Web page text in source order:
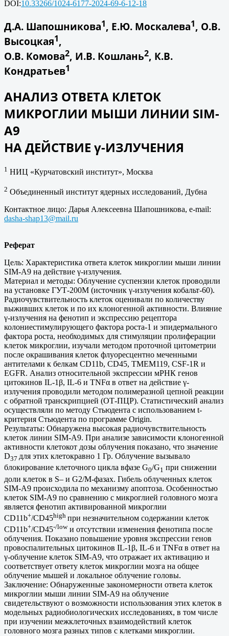
DOI:10.33266/1024-6177-2024-69-6-12-18
Д.А. Шапошникова1, Е.Ю. Москалева1, О.В.
Высоцкая1,
О.В. Комова2, И.В. Кошлань2, К.В.
Кондратьев1
АНАЛИЗ ОТВЕТА КЛЕТОК
МИКРОГЛИИ МЫШИ ЛИНИИ SIM-
A9
НА ДЕЙСТВИЕ γ-ИЗЛУЧЕНИЯ
1 НИЦ «Курчатовский институт», Москва
2 Объединенный институт ядерных исследований, Дубна
Контактное лицо: Дарья Алексеевна Шапошникова, e-mail:
dasha-shap13@mail.ru
Реферат
Цель: Характеристика ответа клеток микроглии мыши линии
SIM-A9 на действие γ-излучения.
Материал и методы: Облучение суспензии клеток проводили
на установке ГУТ-200М (источник γ-излучения кобальт-60).
Радиочувствительность клеток оценивали по количеству
выживших клеток и по их клоногенной активности. Влияние
γ-излучения на фенотип и экспрессию рецептора
колониестимулирующего фактора роста-1 и эпидермального
фактора роста, необходимых для стимуляции пролиферации
клеток микроглии, изучали методом проточной цитометрии
после окрашивания клеток флуоресцентно меченными
антителами к белкам CD11b, CD45, TMEM119, CSF-1R и
EGFR. Анализ относительной экспрессии мРНК генов
цитокинов IL-1β, IL-6 и TNFα в ответ на действие γ-
излучения проводили методом полимеразной цепной реакции
с обратной транскрипцией (ОТ-ПЦР). Статистический анализ
осуществляли по методу Стьюдента с использованием t-
критерия Стьюдента по программе Origin.
Результаты: Обнаружена высокая радиочувствительность
клеток линии SIM-A9. При анализе зависимости клоногенной
активности клетокот дозы облучения показано, что значение
D37 для этих клетокравно 1 Гр. Облучение вызывало
блокирование клеточного цикла вфазе G0/G1 при снижении
доли клеток в S– и G2/M-фазах. Гибель облученных клеток
SIM-A9 происходила по механизму апоптоза. Особенностью
клеток SIM-A9 по сравнению с микроглией головного мозга
является фенотип активированной микроглии
CD11b+/CD45high при незначительном содержании клеток
CD11b+/CD45-/lowи отсутствии изменения фенотипа после
облучения. Показано повышение уровня экспрессии генов
провоспалительных цитокинов IL-1β, IL-6 и TNFα в ответ на
γ-облучение клеток SIM-A9, что отражает их активацию и
соответствует ответу клеток микроглии мозга на общее
облучение мышей и локальное облучение головы.
Заключение: Обнаруженные закономерности ответа клеток
микроглии мыши линии SIM-A9 на облучение
свидетельствуют о возможности использования этих клеток в
модельных радиобиологических исследованиях, в том числе
при изучении межклеточных взаимодействий клеток
головного мозга разных типов с клетками микроглии.